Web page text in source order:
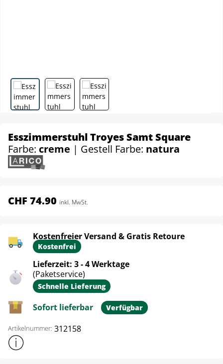
Esszimmerstuhl Troyes Samt Square
Farbe: creme | Gestell Farbe: natura
CHF 74.90 inkl. MwSt.
Kostenfreier Versand & Gratis Retoure
Kostenfrei
Lieferzeit: 3 - 4 Werktage
(Paketservice)
Schnelle Lieferung
Sofort lieferbar Verfügbar
Artikelnummer: 312158
Weitere Produktinformationen anzeigen